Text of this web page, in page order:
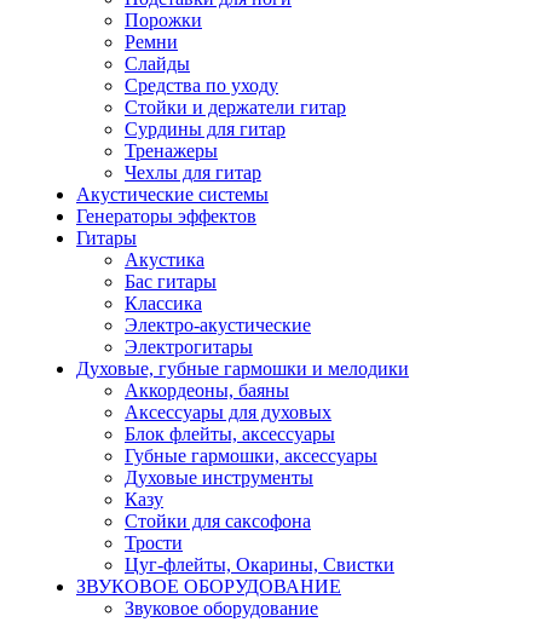
Порожки
Ремни
Слайды
Средства по уходу
Стойки и держатели гитар
Сурдины для гитар
Тренажеры
Чехлы для гитар
Акустические системы
Генераторы эффектов
Гитары
Акустика
Бас гитары
Классика
Электро-акустические
Электрогитары
Духовые, губные гармошки и мелодики
Аккордеоны, баяны
Аксессуары для духовых
Блок флейты, аксессуары
Губные гармошки, аксессуары
Духовые инструменты
Казу
Стойки для саксофона
Трости
Цуг-флейты, Окарины, Свистки
ЗВУКОВОЕ ОБОРУДОВАНИЕ
Звуковое оборудование